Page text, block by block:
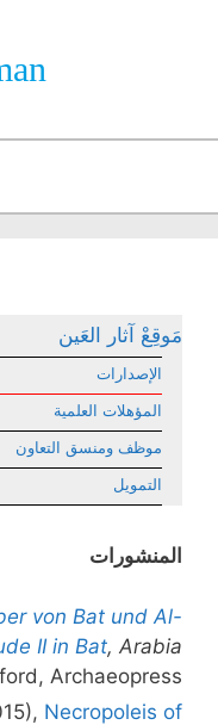
المنشورات
von Bat und Al-
II in Bat, Arabia
Archaeopress.
Necropoleis of
مَوقِعْ آثار العَين
الإصدارات
المؤهلات العلمية
موظف ومنسق التعاون
التمويل